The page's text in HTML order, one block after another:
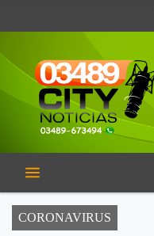
CORONAVIRUS